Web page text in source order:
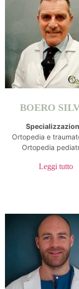
BOERO
Ortopedia e
Ortopedia
Leggi tutto